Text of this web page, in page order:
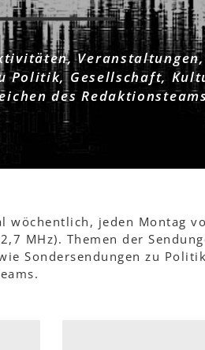
Politik, Gesellschaft,
des
wöchentlich, jeden Montag
MHz). Themen der
Sondersendungen zu